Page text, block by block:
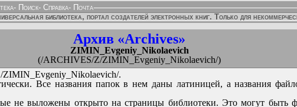
- Поиск- Справка- Почта
библиотека, портал создателей электронных книг. Только для
Архив «Archives»
ZIMIN_Evgeniy_Nikolaevich
(/ARCHIVES/Z/ZIMIN_Evgeniy_Nikolaevich/)
.
Все названия папок в нем даны латиницей, а названия
не выложены открыто на страницы библиотеки. Это могут быть